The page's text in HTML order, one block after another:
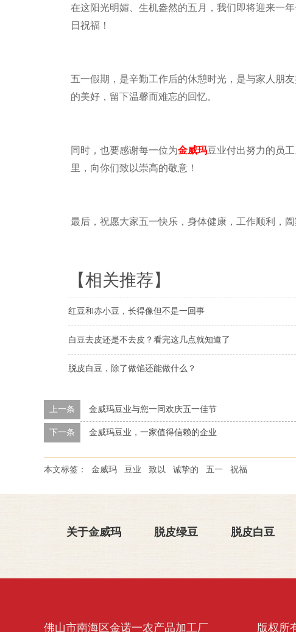
在这阳光明媚、生机盎然的五月，我们即将迎来一
日祝福！
五一假期，是辛勤工作后的休憩时光，是与家人朋
的美好，留下温馨而难忘的回忆。
同时，也要感谢每一位为金威玛豆业付出努力的员
里，向你们致以崇高的敬意！
最后，祝愿大家五一快乐，身体健康，工作顺利，阖
【相关推荐】
红豆和赤小豆，长得像但不是一回事
白豆去皮还是不去皮？看完这几点就知道了
脱皮白豆，除了做馅还能做什么？
上一条 金威玛豆业与您一同欢庆五一佳节
下一条 金威玛豆业，一家值得信赖的企业
本文标签： 金威玛 豆业 致以 诚挚的 五一 祝福
关于金威玛 脱皮绿豆 脱皮白豆
佛山市南海区金诺一农产品加工厂 版权所